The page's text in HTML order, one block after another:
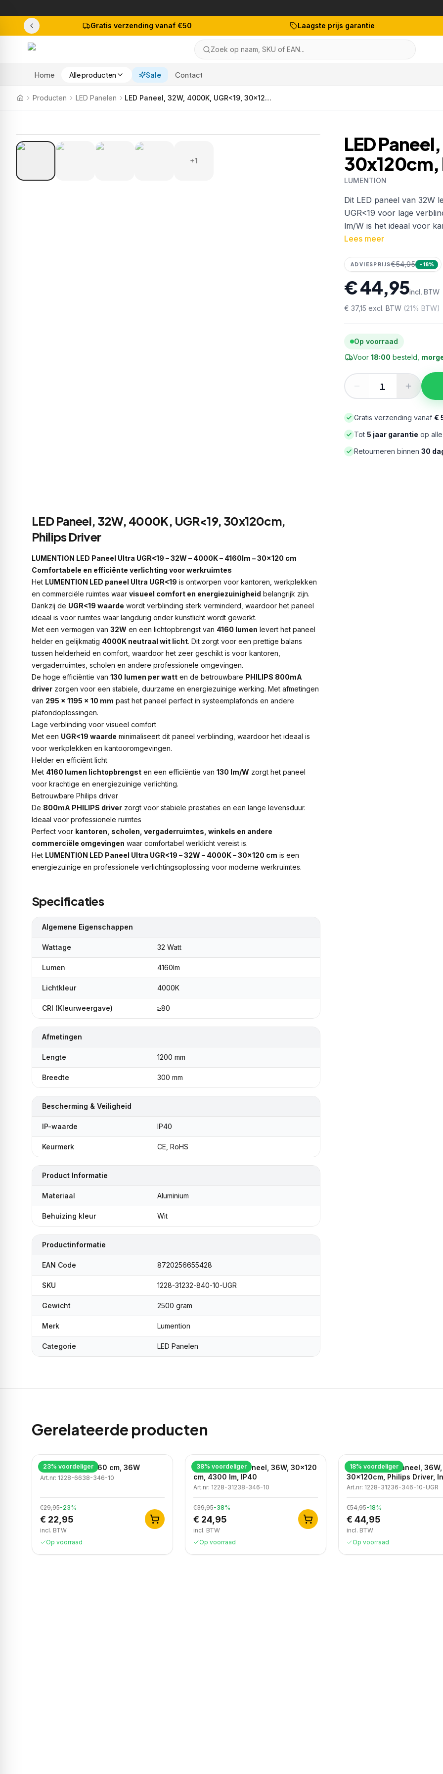
Gratis verzending vanaf €50 Laagste prijs garantie
Zoek op naam, SKU of EAN...
Home Alle producten Sale Contact
Producten LED Panelen LED Paneel, 32W, 4000K, UGR<19, 30x120cm, Philips Driver
+1
LED
30x120cm,
LUMENTION
Dit LED paneel van 32W
UGR<19 voor lage
lm/W is het ideaal voor
Lees meer
ADVIESPRIJS€54,95 −18%
€ 44,95incl. BTW
€ 37,15 excl. BTW (21% BTW)
Op voorraad
Voor 18:00 besteld,
Gratis verzending vanaf €
Tot 5 jaar garantie op
Retourneren binnen 30
LED Paneel, 32W, 4000K, UGR<19, 30x120cm,
Philips Driver
LUMENTION LED Paneel Ultra UGR<19 – 32W – 4000K – 4160lm – 30×120 cm
Comfortabele en efficiënte verlichting voor werkruimtes
Het LUMENTION LED paneel Ultra UGR<19 is ontworpen voor kantoren, werkplekken
en commerciële ruimtes waar visueel comfort en energiezuinigheid belangrijk zijn.
Dankzij de UGR<19 waarde wordt verblinding sterk verminderd, waardoor het paneel
ideaal is voor ruimtes waar langdurig onder kunstlicht wordt gewerkt.
Met een vermogen van 32W en een lichtopbrengst van 4160 lumen levert het paneel
helder en gelijkmatig 4000K neutraal wit licht. Dit zorgt voor een prettige balans
tussen helderheid en comfort, waardoor het zeer geschikt is voor kantoren,
vergaderruimtes, scholen en andere professionele omgevingen.
De hoge efficiëntie van 130 lumen per watt en de betrouwbare PHILIPS 800mA
driver zorgen voor een stabiele, duurzame en energiezuinige werking. Met afmetingen
van 295 × 1195 × 10 mm past het paneel perfect in systeemplafonds en andere
plafondoplossingen.
Lage verblinding voor visueel comfort
Met een UGR<19 waarde minimaliseert dit paneel verblinding, waardoor het ideaal is
voor werkplekken en kantooromgevingen.
Helder en efficiënt licht
Met 4160 lumen lichtopbrengst en een efficiëntie van 130 lm/W zorgt het paneel
voor krachtige en energiezuinige verlichting.
Betrouwbare Philips driver
De 800mA PHILIPS driver zorgt voor stabiele prestaties en een lange levensduur.
Ideaal voor professionele ruimtes
Perfect voor kantoren, scholen, vergaderruimtes, winkels en andere
commerciële omgevingen waar comfortabel werklicht vereist is.
Het LUMENTION LED Paneel Ultra UGR<19 – 32W – 4000K – 30×120 cm is een
energiezuinige en professionele verlichtingsoplossing voor moderne werkruimtes.
Specificaties
Algemene Eigenschappen
Wattage 32 Watt
Lumen 4160lm
Lichtkleur 4000K
CRI (Kleurweergave) ≥80
Afmetingen
Lengte 1200 mm
Breedte 300 mm
Bescherming & Veiligheid
IP-waarde IP40
Keurmerk CE, RoHS
Product Informatie
Materiaal Aluminium
Behuizing kleur Wit
Productinformatie
EAN Code 8720256655428
SKU 1228-31232-840-10-UGR
Gewicht 2500 gram
Merk Lumention
Categorie LED Panelen
Gerelateerde producten
23% voordeliger
LED Paneel, 60x60 cm, 36W
Art.nr: 1228-6638-346-10
€29,95-23%
€ 22,95
incl. BTW
Op voorraad
38% voordeliger
LED Backlight Paneel, 36W, 30x120
cm, 4300 lm, IP40
Art.nr: 1228-31238-346-10
€39,95-38%
€ 24,95
incl. BTW
Op voorraad
18% voordeliger
LED Backlight Paneel, 36W,
30x120cm, Philips Driver,
Snoer
Art.nr: 1228-31236-346-10-UGR
€54,95-18%
€ 44,95
incl. BTW
Op voorraad